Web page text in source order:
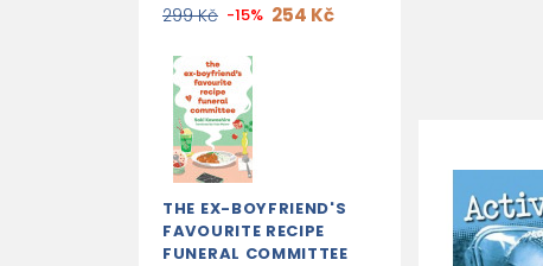
299 Kč -15% 254 Kč
THE EX-BOYFRIEND'S
FAVOURITE RECIPE
FUNERAL COMMITTEE